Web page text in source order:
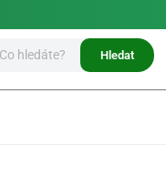
Hledat